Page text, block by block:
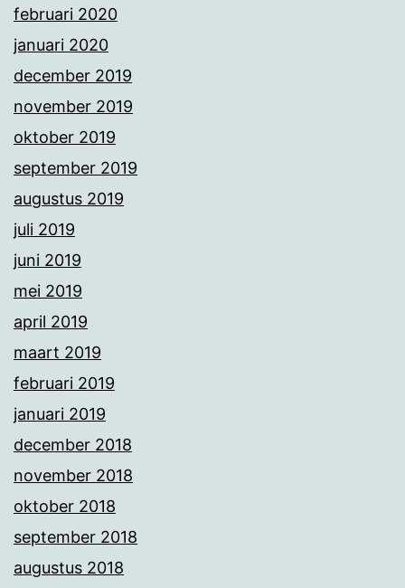
februari 2020
januari 2020
december 2019
november 2019
oktober 2019
september 2019
augustus 2019
juli 2019
juni 2019
mei 2019
april 2019
maart 2019
februari 2019
januari 2019
december 2018
november 2018
oktober 2018
september 2018
augustus 2018